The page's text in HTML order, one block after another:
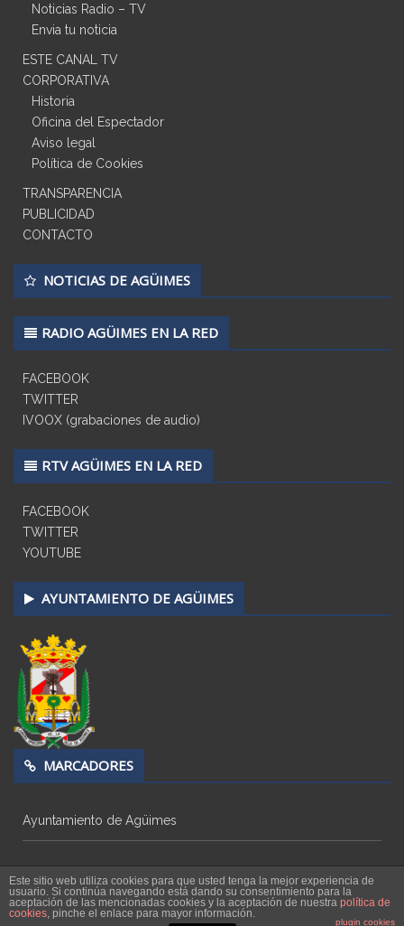
Noticias Radio – TV
Envia tu noticia
ESTE CANAL TV
CORPORATIVA
Historia
Oficina del Espectador
Aviso legal
Política de Cookies
TRANSPARENCIA
PUBLICIDAD
CONTACTO
NOTICIAS DE AGÜIMES
RADIO AGÜIMES EN LA RED
FACEBOOK
TWITTER
IVOOX (grabaciones de audio)
RTV AGÜIMES EN LA RED
FACEBOOK
TWITTER
YOUTUBE
AYUNTAMIENTO DE AGÜIMES
MARCADORES
Ayuntamiento de Agüimes
Copyright © 2026Radio Televisión Agüimes
Este sitio web utiliza cookies para que usted tenga la mejor experiencia de
usuario. Si continúa navegando está dando su consentimiento para la
aceptación de las mencionadas cookies y la aceptación de nuestra política de
cookies, pinche el enlace para mayor información.
plugin cookies